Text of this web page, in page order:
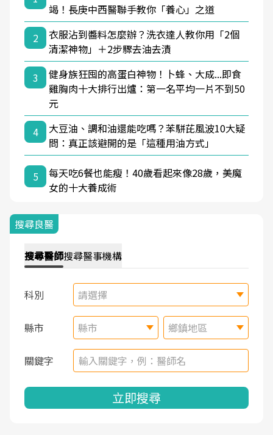
竭！長庚中西醫聯手教你「養心」之道
2
衣服沾到醬料怎麼辦？洗衣達人教你用「2個
清潔神物」＋2步驟去油去漬
3
健身族狂囤的高蛋白神物！卜蜂、大成...即食
雞胸肉十大排行出爐：第一名平均一片不到50
元
4
大豆油、調和油還能吃嗎？苯駢芘風波10大疑
問：真正該避開的是「這種用油方式」
5
每天吃6餐也能瘦！40歲看起來像28歲，美魔
女的十大養成術
搜尋良醫
搜尋醫師搜尋醫事機構
科別 請選擇
縣市 縣市 鄉鎮地區
關鍵字
立即搜尋